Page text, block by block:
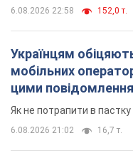
матчу. Відео
Поєдинок відбувається
6.08.2026 20:48 7,0 т.